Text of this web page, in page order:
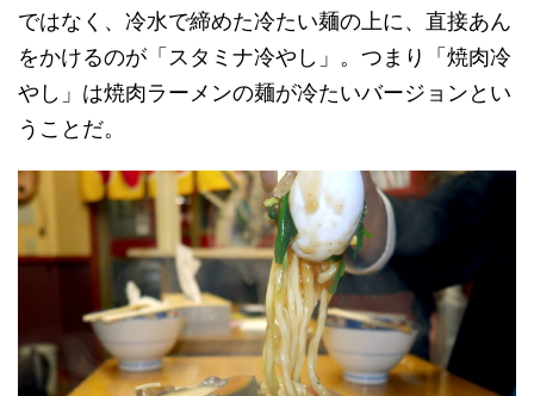
ではなく、冷水で締めた冷たい麺の上に、直接あん
をかけるのが「スタミナ冷やし」。つまり「焼肉冷
やし」は焼肉ラーメンの麺が冷たいバージョンとい
うことだ。